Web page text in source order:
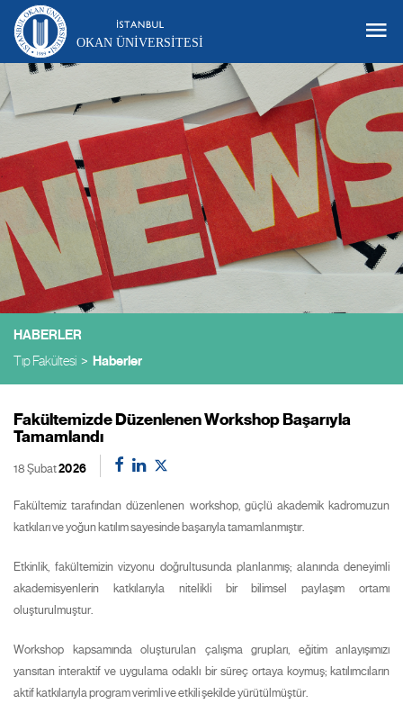
OKAN ÜNIVERSITESI
HABERLER
Tıp Fakültesi Haberler
Fakültemizde Düzenlenen Workshop Başarıyla
Tamamlandı
18 Şubat2026
Fakültemiz tarafından düzenlenen workshop, güçlü akademik kadromuzun
katkıları ve yoğun katılım sayesinde başarıyla tamamlanmıştır.
Etkinlik, fakültemizin vizyonu doğrultusunda planlanmış; alanında deneyimli
akademisyenlerin katkılarıyla nitelikli bir bilimsel paylaşım ortamı
oluşturulmuştur.
Workshop kapsamında oluşturulan çalışma grupları, eğitim anlayışımızı
yansıtan interaktif ve uygulama odaklı bir süreç ortaya koymuş; katılımcıların
aktif katkılarıyla program verimli ve etkili şekilde yürütülmüştür.